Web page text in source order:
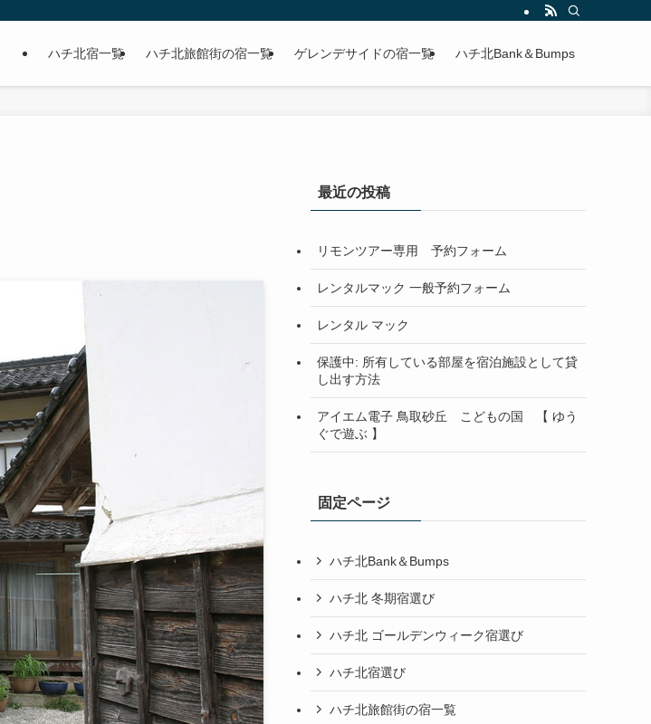
ハチ北宿一覧 ハチ北旅館街の宿一覧 ゲレンデサイドの宿一覧 ハチ北Bank＆Bumps
最近の投稿
リモンツアー専用 予約フォーム
レンタルマック 一般予約フォーム
レンタル マック
保護中: 所有している部屋を宿泊施設として貸
し出す方法
アイエム電子 鳥取砂丘 こどもの国 【 ゆう
ぐで遊ぶ 】
固定ページ
ハチ北Bank＆Bumps
ハチ北 冬期宿選び
ハチ北 ゴールデンウィーク宿選び
ハチ北宿選び
ハチ北旅館街の宿一覧